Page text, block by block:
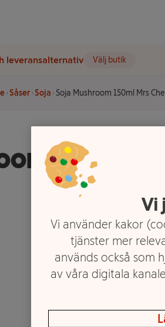
leveransalternativ Välj butik
Såser Soja Soja Mushroom 150ml Mrs
150ml Mrs
Vi
Vi använder kakor
tjänster mer
används också som
av våra digitala